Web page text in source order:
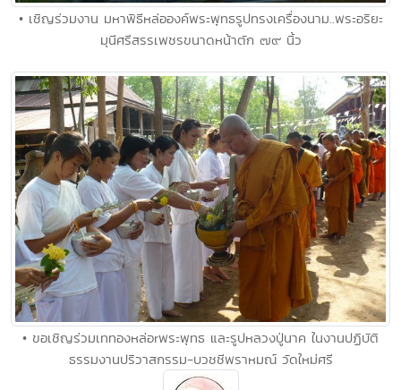
• เชิญร่วมงาน มหาพิธีหล่อองค์พระพุทธรูปทรงเครื่องนาม..พระอริยะ
มุนีศรีสรรเพชรขนาดหน้าตัก ๗๙ นิ้ว
• ขอเชิญร่วมเททองหล่อrพระพุทธ และรูปหลวงปู่นาค ในงานปฏิบัติ
ธรรมงานปริวาสกรรม-บวชชีพราหมณ์ วัดใหม่ศรี